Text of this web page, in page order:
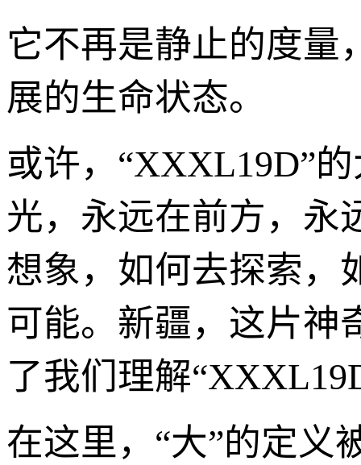
它不再是静止的度量
展的生命状态。
或许，“XXXL19D”
光，永远在前方，永
想象，如何去探索，
可能。新疆，这片神
了我们理解
在这里，“大”的定义